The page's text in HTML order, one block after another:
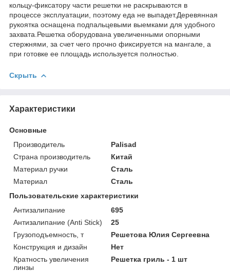
кольцу-фиксатору части решетки не раскрываются в
процессе эксплуатации, поэтому еда не выпадет.Деревянная
рукоятка оснащена подпальцевыми выемками для удобного
захвата.Решетка оборудована увеличенными опорными
стержнями, за счет чего прочно фиксируется на мангале, а
при готовке ее площадь используется полностью.
Скрыть
Характеристики
Основные
Производитель
Palisad
Страна производитель
Китай
Материал ручки
Сталь
Материал
Сталь
Пользовательские характеристики
Антизалипание
695
Антизалипание (Anti Stick)
25
Грузоподъемность, т
Решетова Юлия Сергеевна
Конструкция и дизайн
Нет
Кратность увеличения
линзы
Решетка гриль - 1 шт